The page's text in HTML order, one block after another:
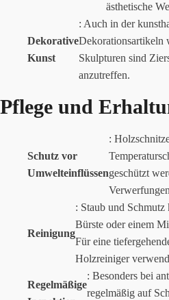
ästhetische
Dekorative
Kunst
: Auch in der
Dekorationsartikeln
Skulpturen sind
anzutreffen.
Pflege und
Schutz vor
Umwelteinflüssen
:
geschützt
Reinigung
: Staub und
Bürste oder einem
Für eine
Holzreiniger
Regelmäßige
: Besonders bei
regelmäßig auf